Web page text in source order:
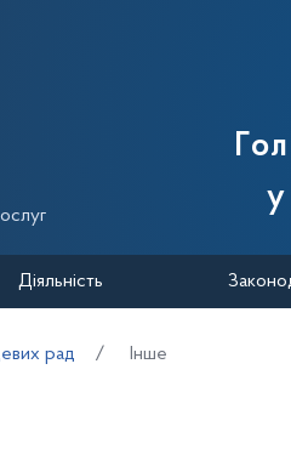
Державної
Діяльність
рад Інше